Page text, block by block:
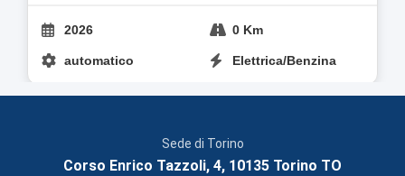
2026 0 Km
automatico Elettrica/Benzina
Sede di Torino
Corso Enrico Tazzoli, 4, 10135 Torino TO